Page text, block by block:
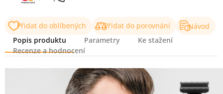
Přidat do oblíbených Přidat do porovnání
Návod
Popis produktu
Parametry
Ke stažení
Recenze a hodnocení
Popis produktu